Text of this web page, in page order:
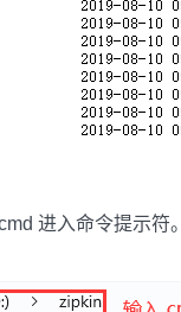
进入命令提示符。